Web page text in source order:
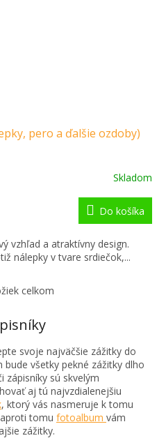
pero a ďalšie ozdoby)
Skladom
Do košíka
vzhľad a atraktívny design.
nálepky v tvare srdiečok,...
O
l
á
d
a
c
i
e
p
r
celkom
svoje najväčšie zážitky do
bude všetky pekné zážitky dlho
zápisníky sú skvelým
aj tú najvzdialenejšiu
, ktorý vás nasmeruje k tomu
tomu fotoalbum vám
zážitky.